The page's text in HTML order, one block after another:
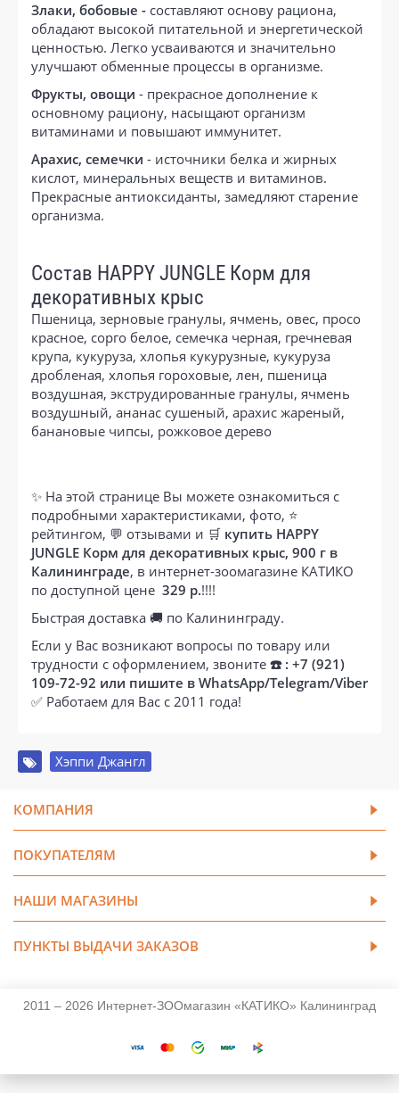
Злаки, бобовые - составляют основу рациона,
обладают высокой питательной и энергетической
ценностью. Легко усваиваются и значительно
улучшают обменные процессы в организме.
Фрукты, овощи - прекрасное дополнение к
основному рациону, насыщают организм
витаминами и повышают иммунитет.
Арахис, семечки - источники белка и жирных
кислот, минеральных веществ и витаминов.
Прекрасные антиоксиданты, замедляют старение
организма.
Состав HAPPY JUNGLE Корм для
декоративных крыс
Пшеница, зерновые гранулы, ячмень, овес, просо
красное, сорго белое, семечка черная, гречневая
крупа, кукуруза, хлопья кукурузные, кукуруза
дробленая, хлопья гороховые, лен, пшеница
воздушная, экструдированные гранулы, ячмень
воздушный, ананас сушеный, арахис жареный,
банановые чипсы, рожковое дерево
✨ На этой странице Вы можете ознакомиться с
подробными характеристиками, фото, ⭐
рейтингом, 💬 отзывами и 🛒 купить HAPPY
JUNGLE Корм для декоративных крыс, 900 г в
Калининграде, в интернет-зоомагазине КАТИКО
по доступной цене 329 р.!!!!
Быстрая доставка 🚚 по Калининграду.
Если у Вас возникают вопросы по товару или
трудности с оформлением, звоните ☎️ : +7 (921)
109-72-92 или пишите в WhatsApp/Telegram/Viber
✅ Работаем для Вас с 2011 года!
Хэппи Джангл
КОМПАНИЯ
ПОКУПАТЕЛЯМ
НАШИ МАГАЗИНЫ
ПУНКТЫ ВЫДАЧИ ЗАКАЗОВ
2011 – 2026 Интернет-ЗООмагазин «КАТИКО» Калининград